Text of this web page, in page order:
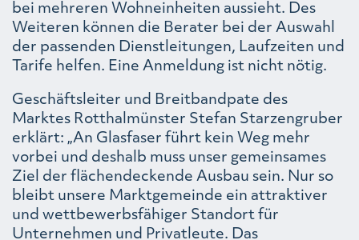
bei mehreren Wohneinheiten aussieht. Des
Weiteren können die Berater bei der Auswahl
der passenden Dienstleitungen, Laufzeiten und
Tarife helfen. Eine Anmeldung ist nicht nötig.
Geschäftsleiter und Breitbandpate des
Marktes Rotthalmünster Stefan Starzengruber
erklärt: „An Glasfaser führt kein Weg mehr
vorbei und deshalb muss unser gemeinsames
Ziel der flächendeckende Ausbau sein. Nur so
bleibt unsere Marktgemeinde ein attraktiver
und wettbewerbsfähiger Standort für
Unternehmen und Privatleute. Das